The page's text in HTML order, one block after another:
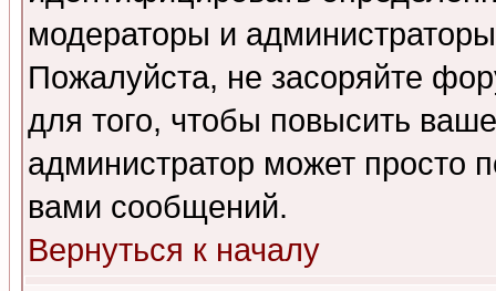
модераторы и
Пожалуйста, не засоряйте
для того, чтобы повысить
администратор может просто
вами сообщений.
Вернуться к началу